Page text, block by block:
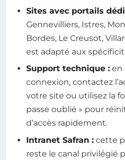
Sites avec portails
Gennevilliers, Istres,
Bordes, Le Creusot,
est adapté aux
Support technique : en
connexion, contactez
votre site ou utilisez la
passe oublié » pour
d’accès rapidement.
Intranet Safran : cette
reste le canal privilégié